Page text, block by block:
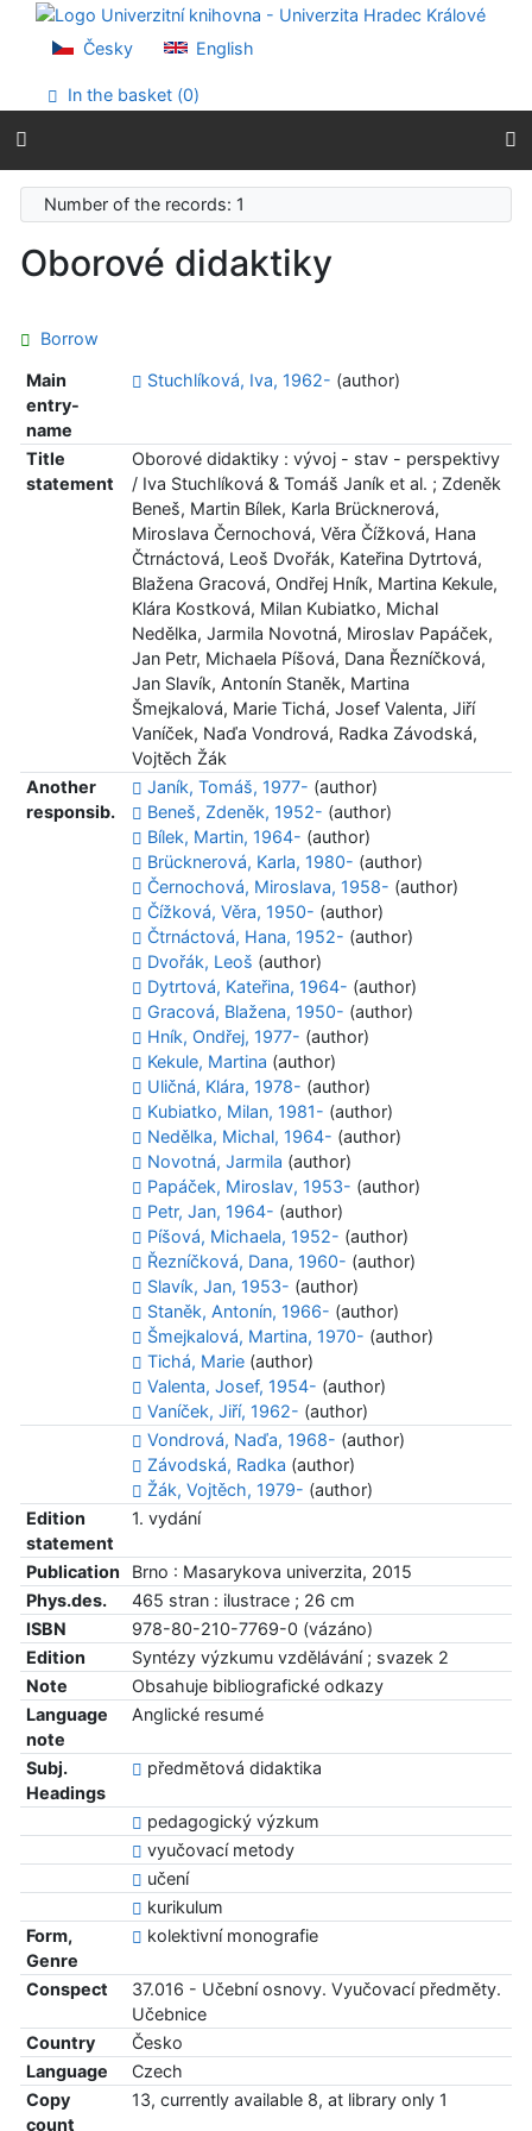
Go to content
Go to menu
Accessibility declaration
Česky English
In the basket (0)
Number of the records: 1
Oborové didaktiky
Borrow
Main
entry-
name
Stuchlíková, Iva, 1962- (author)
Title
statement
Oborové didaktiky : vývoj - stav - perspektivy
/ Iva Stuchlíková & Tomáš Janík et al. ; Zdeněk
Beneš, Martin Bílek, Karla Brücknerová,
Miroslava Černochová, Věra Čížková, Hana
Čtrnáctová, Leoš Dvořák, Kateřina Dytrtová,
Blažena Gracová, Ondřej Hník, Martina Kekule,
Klára Kostková, Milan Kubiatko, Michal
Nedělka, Jarmila Novotná, Miroslav Papáček,
Jan Petr, Michaela Píšová, Dana Řezníčková,
Jan Slavík, Antonín Staněk, Martina
Šmejkalová, Marie Tichá, Josef Valenta, Jiří
Vaníček, Naďa Vondrová, Radka Závodská,
Vojtěch Žák
Another
responsib.
Janík, Tomáš, 1977- (author)
Beneš, Zdeněk, 1952- (author)
Bílek, Martin, 1964- (author)
Brücknerová, Karla, 1980- (author)
Černochová, Miroslava, 1958- (author)
Čížková, Věra, 1950- (author)
Čtrnáctová, Hana, 1952- (author)
Dvořák, Leoš (author)
Dytrtová, Kateřina, 1964- (author)
Gracová, Blažena, 1950- (author)
Hník, Ondřej, 1977- (author)
Kekule, Martina (author)
Uličná, Klára, 1978- (author)
Kubiatko, Milan, 1981- (author)
Nedělka, Michal, 1964- (author)
Novotná, Jarmila (author)
Papáček, Miroslav, 1953- (author)
Petr, Jan, 1964- (author)
Píšová, Michaela, 1952- (author)
Řezníčková, Dana, 1960- (author)
Slavík, Jan, 1953- (author)
Staněk, Antonín, 1966- (author)
Šmejkalová, Martina, 1970- (author)
Tichá, Marie(author)
Valenta, Josef, 1954- (author)
Vaníček, Jiří, 1962- (author)
Vondrová, Naďa, 1968- (author)
Závodská, Radka (author)
Žák, Vojtěch, 1979- (author)
Edition
statement
1. vydání
Publication
Brno : Masarykova univerzita, 2015
Phys.des.
465 stran : ilustrace ; 26 cm
ISBN
978-80-210-7769-0 (vázáno)
Edition
Syntézy výzkumu vzdělávání ; svazek 2
Note
Obsahuje bibliografické odkazy
Language
note
Anglické resumé
Subj.
Headings
předmětová didaktika
pedagogický výzkum
vyučovací metody
učení
kurikulum
Form,
Genre
kolektivní monografie
Conspect
37.016 - Učební osnovy. Vyučovací předměty.
Učebnice
Country
Česko
Language
Czech
Copy
count
13, currently available 8, at library only 1